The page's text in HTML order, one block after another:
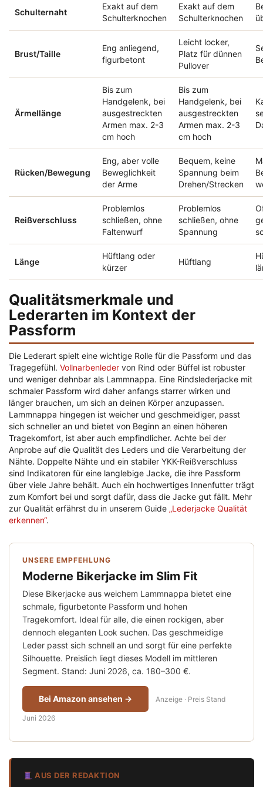
Schulternaht
Exakt auf dem
Schulterknochen
Exakt auf dem
Schulterknochen
Brust/Taille
Eng anliegend,
figurbetont
Leicht locker,
Platz für dünnen
Pullover
Ärmellänge
Bis zum
Handgelenk, bei
ausgestreckten
Armen max. 2-3
cm hoch
Bis zum
Handgelenk, bei
ausgestreckten
Armen max. 2-3
cm hoch
Rücken/Bewegung
Eng, aber volle
Beweglichkeit
der Arme
Bequem, keine
Spannung beim
Drehen/Strecken
Reißverschluss
Problemlos
schließen, ohne
Faltenwurf
Problemlos
schließen, ohne
Spannung
Länge
Hüftlang oder
kürzer
Hüftlang
Qualitätsmerkmale und
Lederarten im Kontext der
Passform
Die Lederart spielt eine wichtige Rolle für die Passform und das
Tragegefühl. Vollnarbenleder von Rind oder Büffel ist robuster
und weniger dehnbar als Lammnappa. Eine Rindslederjacke mit
schmaler Passform wird daher anfangs starrer wirken und
länger brauchen, um sich an deinen Körper anzupassen.
Lammnappa hingegen ist weicher und geschmeidiger, passt
sich schneller an und bietet von Beginn an einen höheren
Tragekomfort, ist aber auch empfindlicher. Achte bei der
Anprobe auf die Qualität des Leders und die Verarbeitung der
Nähte. Doppelte Nähte und ein stabiler YKK-Reißverschluss
sind Indikatoren für eine langlebige Jacke, die ihre Passform
über viele Jahre behält. Auch ein hochwertiges Innenfutter trägt
zum Komfort bei und sorgt dafür, dass die Jacke gut fällt. Mehr
zur Qualität erfährst du in unserem Guide „Lederjacke Qualität
erkennen“.
UNSERE EMPFEHLUNG
Moderne Bikerjacke im Slim Fit
Diese Bikerjacke aus weichem Lammnappa bietet eine
schmale, figurbetonte Passform und hohen
Tragekomfort. Ideal für alle, die einen rockigen, aber
dennoch eleganten Look suchen. Das geschmeidige
Leder passt sich schnell an und sorgt für eine perfekte
Silhouette. Preislich liegt dieses Modell im mittleren
Segment. Stand: Juni 2026, ca. 180–300 €.
Bei Amazon ansehen → Anzeige · Preis Stand
Juni 2026
AUS DER REDAKTION